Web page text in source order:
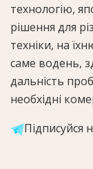
технологію,
рішення для
техніки, на
саме водень,
дальність
необхідні
Підписуйся